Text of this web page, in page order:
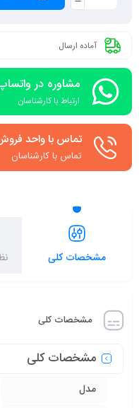
آماده ارسال
مشاوره در
ارتباط با کارشناسان
تماس با واحد
تماس با کارشناسان
مشخصات کلی
مشخصات کلی
مشخصات کلی
مدل